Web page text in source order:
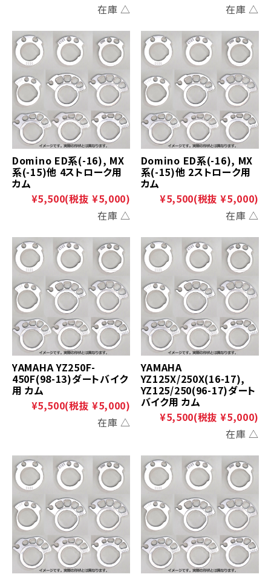
在庫 △
在庫 △
Domino ED系(-16), MX
系(-15)他 4ストローク用
カム
¥5,500(税抜 ¥5,000)
在庫 △
Domino ED系(-16), MX
系(-15)他 2ストローク用
カム
¥5,500(税抜 ¥5,000)
在庫 △
YAMAHA YZ250F-
450F(98-13)ダートバイク
用 カム
¥5,500(税抜 ¥5,000)
在庫 △
YAMAHA
YZ125X/250X(16-17),
YZ125/250(96-17)ダート
バイク用 カム
¥5,500(税抜 ¥5,000)
在庫 △